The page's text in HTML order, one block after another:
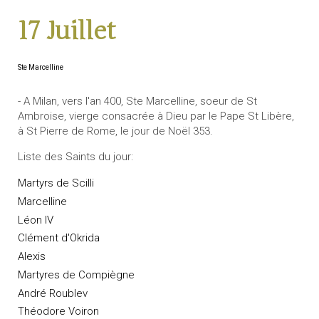
17 Juillet
Ste Marcelline
- A Milan, vers l'an 400, Ste Marcelline, soeur de St
Ambroise, vierge consacrée à Dieu par le Pape St Libère,
à St Pierre de Rome, le jour de Noël 353.
Liste des Saints du jour:
Martyrs de Scilli
Marcelline
Léon IV
Clément d'Okrida
Alexis
Martyres de Compiègne
André Roublev
Théodore Voiron